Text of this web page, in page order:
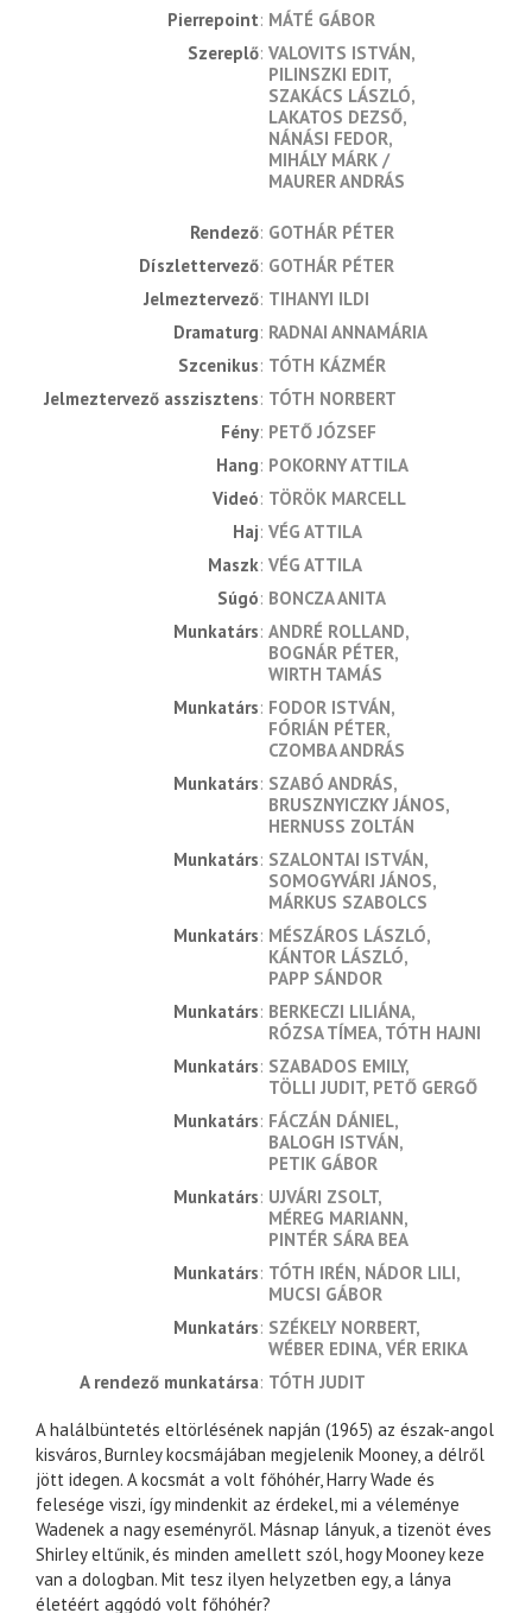
Pierrepoint MÁTÉ GÁBOR
Szereplő VALOVITS ISTVÁN
PILINSZKI EDIT
SZAKÁCS LÁSZLÓ
LAKATOS DEZSŐ
NÁNÁSI FEDOR
MIHÁLY MÁRK
MAURER ANDRÁS
rendező GOTHÁR PÉTER
díszlettervező GOTHÁR PÉTER
jelmeztervező TIHANYI ILDI
dramaturg RADNAI ANNAMÁRIA
szcenikus TÓTH KÁZMÉR
jelmeztervező asszisztens TÓTH NORBERT
fény PETŐ JÓZSEF
hang POKORNY ATTILA
videó TÖRÖK MARCELL
haj VÉG ATTILA
maszk VÉG ATTILA
súgó BONCZA ANITA
munkatárs ANDRÉ ROLLAND
BOGNÁR PÉTER
WIRTH TAMÁS
munkatárs FODOR ISTVÁN
FÓRIÁN PÉTER
CZOMBA ANDRÁS
munkatárs SZABÓ ANDRÁS
BRUSZNYICZKY JÁNOS
HERNUSS ZOLTÁN
munkatárs SZALONTAI ISTVÁN
SOMOGYVÁRI JÁNOS
MÁRKUS SZABOLCS
munkatárs MÉSZÁROS LÁSZLÓ
KÁNTOR LÁSZLÓ
PAPP SÁNDOR
munkatárs BERKECZI LILIÁNA
RÓZSA TÍMEA TÓTH HAJNI
munkatárs SZABADOS EMILY
TÖLLI JUDIT PETŐ GERGŐ
munkatárs FÁCZÁN DÁNIEL
BALOGH ISTVÁN
PETIK GÁBOR
munkatárs UJVÁRI ZSOLT
MÉREG MARIANN
PINTÉR SÁRA BEA
munkatárs TÓTH IRÉN NÁDOR LILI
MUCSI GÁBOR
munkatárs SZÉKELY NORBERT
WÉBER EDINA VÉR ERIKA
a rendező munkatársa TÓTH JUDIT
A halálbüntetés eltörlésének napján (1965) az észak-angol
kisváros, Burnley kocsmájában megjelenik Mooney, a délről
jött idegen. A kocsmát a volt főhóhér, Harry Wade és
felesége viszi, így mindenkit az érdekel, mi a véleménye
Wadenek a nagy eseményről. Másnap lányuk, a tizenöt éves
Shirley eltűnik, és minden amellett szól, hogy Mooney keze
van a dologban. Mit tesz ilyen helyzetben egy, a lánya
életéért aggódó volt főhóhér?